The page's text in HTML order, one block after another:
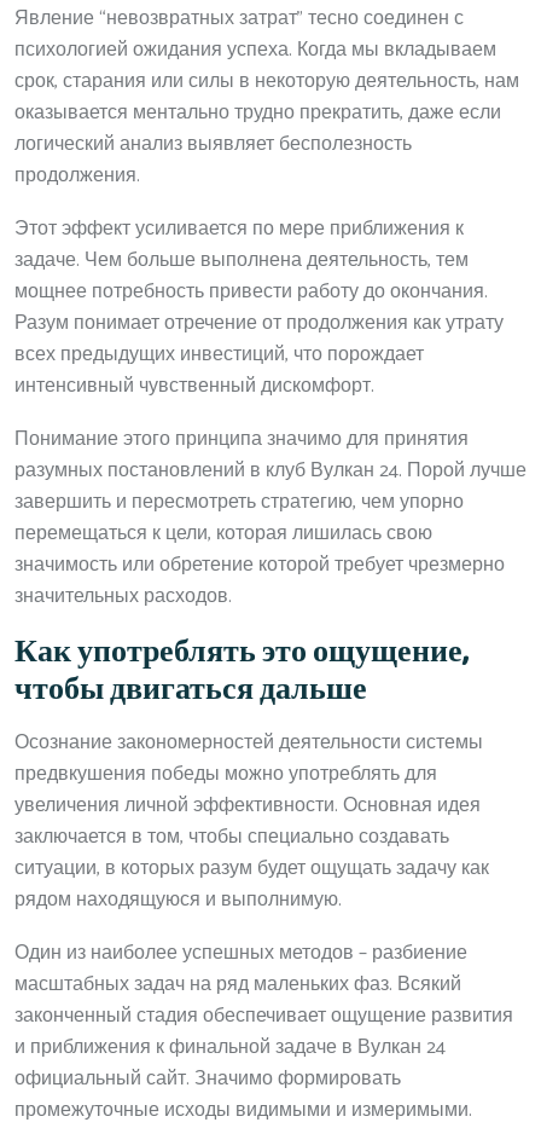
Явление “невозвратных затрат” тесно соединен с
психологией ожидания успеха. Когда мы вкладываем
срок, старания или силы в некоторую деятельность, нам
оказывается ментально трудно прекратить, даже если
логический анализ выявляет бесполезность
продолжения.
Этот эффект усиливается по мере приближения к
задаче. Чем больше выполнена деятельность, тем
мощнее потребность привести работу до окончания.
Разум понимает отречение от продолжения как утрату
всех предыдущих инвестиций, что порождает
интенсивный чувственный дискомфорт.
Понимание этого принципа значимо для принятия
разумных постановлений в клуб Вулкан 24. Порой лучше
завершить и пересмотреть стратегию, чем упорно
перемещаться к цели, которая лишилась свою
значимость или обретение которой требует чрезмерно
значительных расходов.
Как употреблять это ощущение,
чтобы двигаться дальше
Осознание закономерностей деятельности системы
предвкушения победы можно употреблять для
увеличения личной эффективности. Основная идея
заключается в том, чтобы специально создавать
ситуации, в которых разум будет ощущать задачу как
рядом находящуюся и выполнимую.
Один из наиболее успешных методов – разбиение
масштабных задач на ряд маленьких фаз. Всякий
законченный стадия обеспечивает ощущение развития
и приближения к финальной задаче в Вулкан 24
официальный сайт. Значимо формировать
промежуточные исходы видимыми и измеримыми.